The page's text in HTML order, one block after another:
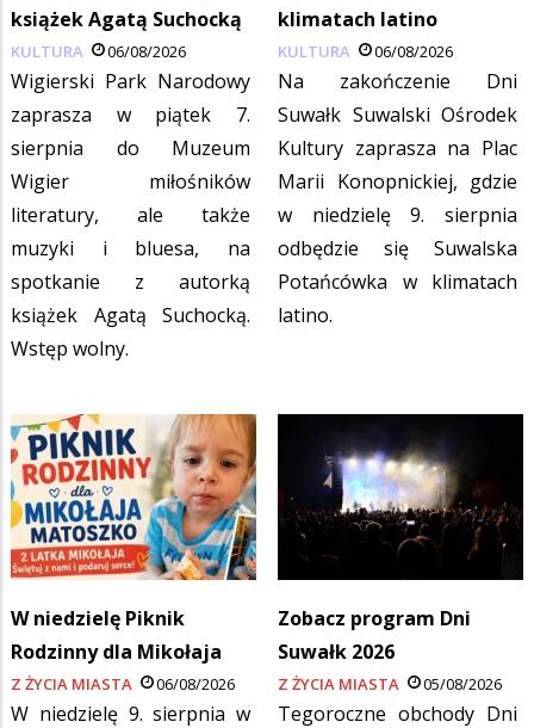
książek Agatą Suchocką
KULTURA 06/08/2026
Wigierski Park Narodowy
zaprasza w piątek 7.
sierpnia do Muzeum
Wigier miłośników
literatury, ale także
muzyki i bluesa, na
spotkanie z autorką
książek Agatą Suchocką.
Wstęp wolny.
klimatach latino
KULTURA 06/08/2026
Na zakończenie Dni
Suwałk Suwalski Ośrodek
Kultury zaprasza na Plac
Marii Konopnickiej, gdzie
w niedzielę 9. sierpnia
odbędzie się Suwalska
Potańcówka w klimatach
latino.
W niedzielę Piknik
Rodzinny dla Mikołaja
Z ŻYCIA MIASTA 06/08/2026
W niedzielę 9. sierpnia w
Zobacz program Dni
Suwałk 2026
Z ŻYCIA MIASTA 05/08/2026
Tegoroczne obchody Dni